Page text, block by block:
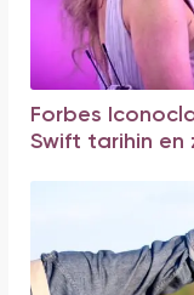
Forbes
Swift tarihin en